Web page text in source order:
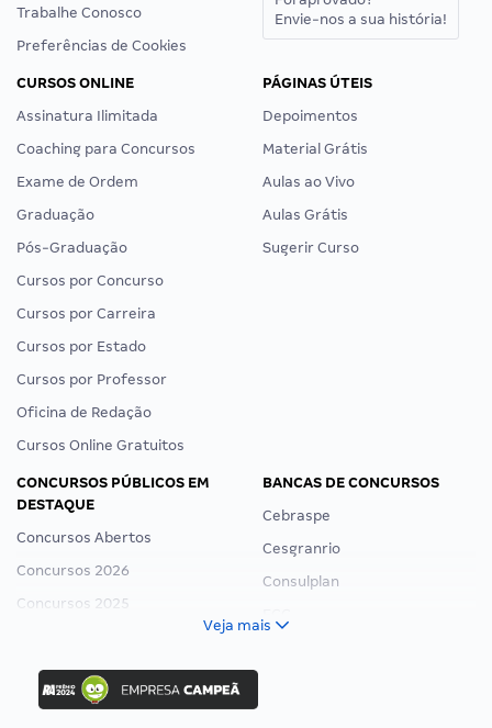
Trabalhe Conosco
Preferências de Cookies
Envie-nos a sua história!
CURSOS ONLINE
Assinatura Ilimitada
Coaching para Concursos
Exame de Ordem
Graduação
Pós-Graduação
Cursos por Concurso
Cursos por Carreira
Cursos por Estado
Cursos por Professor
Oficina de Redação
Cursos Online Gratuitos
PÁGINAS ÚTEIS
Depoimentos
Material Grátis
Aulas ao Vivo
Aulas Grátis
Sugerir Curso
CONCURSOS PÚBLICOS EM
DESTAQUE
Concursos Abertos
Concursos 2026
Concursos 2025
Concurso Ibama
Concurso MPU
BANCAS DE CONCURSOS
Cebraspe
Cesgranrio
Consulplan
Veja mais